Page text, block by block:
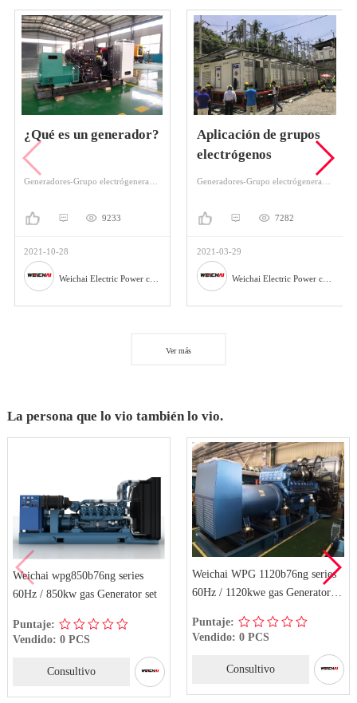
¿Qué es un generador?
9233
2021-10-28
Aplicación de grupos
electrógenos
7282
2021-03-29
Weichai Electric Power co., Ltd.
Ver más
La persona que lo vio también lo vio.
Weichai wpg850b76ng series
60Hz / 850kw gas Generator set
Puntaje:
Vendido: 0 PCS
Consultivo
Weichai WPG 1120b76ng series
60Hz / 1120kwe gas Generator
Puntaje:
Vendido: 0 PCS
Consultivo